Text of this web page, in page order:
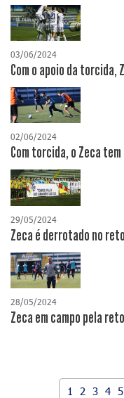
03/06/2024
Com o apoio da torcida,
02/06/2024
Com torcida, o Zeca
29/05/2024
Zeca é derrotado no
28/05/2024
Zeca em campo pela
1 2 3 4 5